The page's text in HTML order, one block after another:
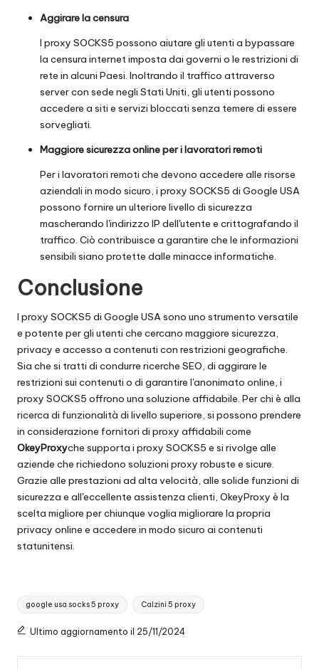
Aggirare la censura
I proxy SOCKS5 possono aiutare gli utenti a bypassare
la censura internet imposta dai governi o le restrizioni di
rete in alcuni Paesi. Inoltrando il traffico attraverso
server con sede negli Stati Uniti, gli utenti possono
accedere a siti e servizi bloccati senza temere di essere
sorvegliati.
Maggiore sicurezza online per i lavoratori remoti
Per i lavoratori remoti che devono accedere alle risorse
aziendali in modo sicuro, i proxy SOCKS5 di Google USA
possono fornire un ulteriore livello di sicurezza
mascherando l'indirizzo IP dell'utente e crittografando il
traffico. Ciò contribuisce a garantire che le informazioni
sensibili siano protette dalle minacce informatiche.
Conclusione
I proxy SOCKS5 di Google USA sono uno strumento versatile
e potente per gli utenti che cercano maggiore sicurezza,
privacy e accesso a contenuti con restrizioni geografiche.
Sia che si tratti di condurre ricerche SEO, di aggirare le
restrizioni sui contenuti o di garantire l'anonimato online, i
proxy SOCKS5 offrono una soluzione affidabile. Per chi è alla
ricerca di funzionalità di livello superiore, si possono prendere
in considerazione fornitori di proxy affidabili come
OkeyProxyche supporta i proxy SOCKS5 e si rivolge alle
aziende che richiedono soluzioni proxy robuste e sicure.
Grazie alle prestazioni ad alta velocità, alle solide funzioni di
sicurezza e all'eccellente assistenza clienti, OkeyProxy è la
scelta migliore per chiunque voglia migliorare la propria
privacy online e accedere in modo sicuro ai contenuti
statunitensi.
Tag:
google usa socks 5 proxy Calzini 5 proxy
Ultimo aggiornamento il 25/11/2024